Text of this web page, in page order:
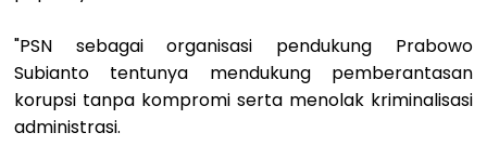
"PSN sebagai organisasi pendukung Prabowo
Subianto tentunya mendukung pemberantasan
korupsi tanpa kompromi serta menolak kriminalisasi
administrasi.